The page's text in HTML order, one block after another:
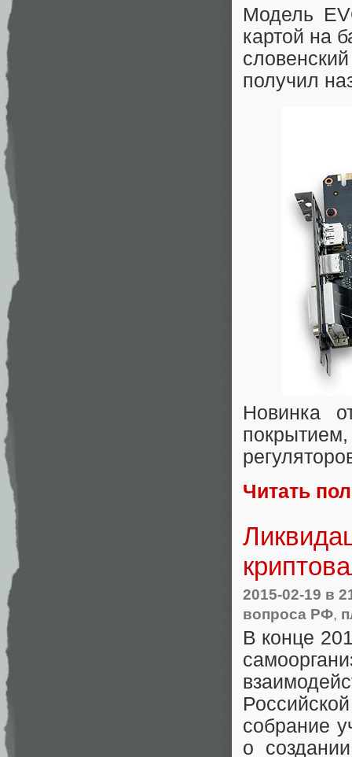
Модель
картой на
получил
Новинка
Читать
2015-02-19 в
вопроса РФ,
В конце
собрание
о